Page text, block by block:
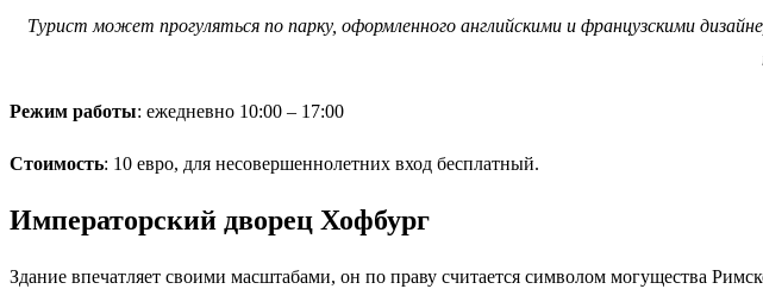
Турист может прогуляться по парку, оформленного английскими и французскими
Режим работы: ежедневно 10:00 – 17:00
Стоимость: 10 евро, для несовершеннолетних вход бесплатный.
Императорский дворец Хофбург
Здание впечатляет своими масштабами, он по праву считается символом могущества